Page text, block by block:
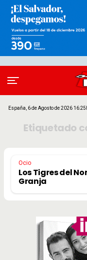
España, 6 de Agosto de 2026
Etiquetado
Ocio
Los Tigres del
Granja